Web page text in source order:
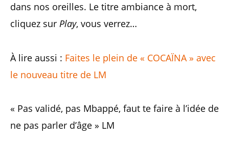
dans nos oreilles. Le titre ambiance à mort,
cliquez sur Play, vous verrez…
À lire aussi : Faites le plein de « COCAÏNA » avec
le nouveau titre de LM
« Pas validé, pas Mbappé, faut te faire à l’idée de
ne pas parler d’âge » LM